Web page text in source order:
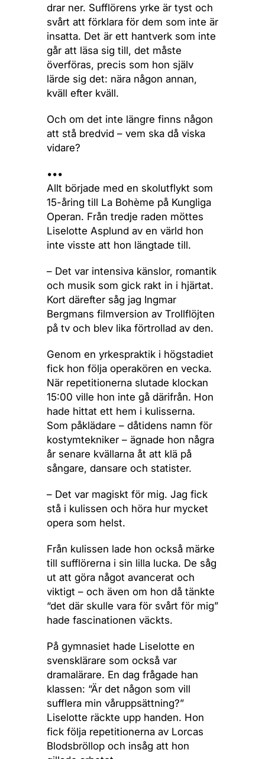
drar ner. Sufflörens yrke är tyst och
svårt att förklara för dem som inte är
insatta. Det är ett hantverk som inte
går att läsa sig till, det måste
överföras, precis som hon själv
lärde sig det: nära någon annan,
kväll efter kväll.
Och om det inte längre finns någon
att stå bredvid – vem ska då viska
vidare?
•••
Allt började med en skolutflykt som
15-åring till La Bohème på Kungliga
Operan. Från tredje raden möttes
Liselotte Asplund av en värld hon
inte visste att hon längtade till.
– Det var intensiva känslor, romantik
och musik som gick rakt in i hjärtat.
Kort därefter såg jag Ingmar
Bergmans filmversion av Trollflöjten
på tv och blev lika förtrollad av den.
Genom en yrkespraktik i högstadiet
fick hon följa operakören en vecka.
När repetitionerna slutade klockan
15:00 ville hon inte gå därifrån. Hon
hade hittat ett hem i kulisserna.
Som påklädare – dåtidens namn för
kostymtekniker – ägnade hon några
år senare kvällarna åt att klä på
sångare, dansare och statister.
– Det var magiskt för mig. Jag fick
stå i kulissen och höra hur mycket
opera som helst.
Från kulissen lade hon också märke
till sufflörerna i sin lilla lucka. De såg
ut att göra något avancerat och
viktigt – och även om hon då tänkte
“det där skulle vara för svårt för mig”
hade fascinationen väckts.
På gymnasiet hade Liselotte en
svensklärare som också var
dramalärare. En dag frågade han
klassen: “Är det någon som vill
sufflera min våruppsättning?”
Liselotte räckte upp handen. Hon
fick följa repetitionerna av Lorcas
Blodsbröllop och insåg att hon